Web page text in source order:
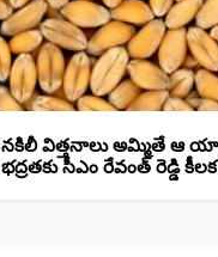
నకిలీ విత్తనాలు అమ్మితే ఆ
భద్రతకు సీఎం రేవంత్ రెడ్డి